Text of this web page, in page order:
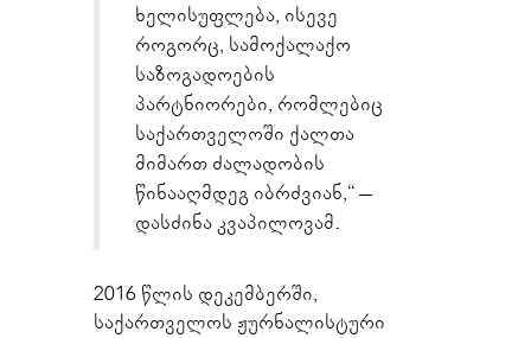
ხელისუფლება, ისევე
როგორც, სამოქალაქო
საზოგადოების
პარტნიორები, რომლებიც
საქართველოში ქალთა
მიმართ ძალადობის
წინააღმდეგ იბრძვიან,“ –
დასძინა კვაპილოვამ.
2016 წლის დეკემბერში,
საქართველოს ჟურნალისტური